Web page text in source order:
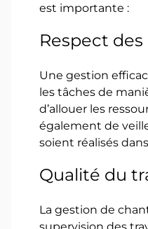
est importante :
Respect des
Une gestion
les tâches de
d’allouer les
également de
soient réalisés
Qualité du
La gestion de
supervision des